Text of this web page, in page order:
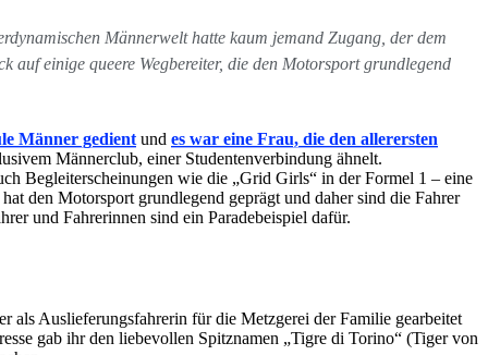
Männerwelt hatte kaum jemand Zugang, der dem
auf einige queere Wegbereiter, die den Motorsport grundlegend
Männer gedient und es war eine Frau, die den allerersten
Männerclub, einer Studentenverbindung ähnelt.
Begleiterscheinungen wie die „Grid Girls“ in der Formel 1 – eine
den Motorsport grundlegend geprägt und daher sind die Fahrer
und Fahrerinnen sind ein Paradebeispiel dafür.
Auslieferungsfahrerin für die Metzgerei der Familie gearbeitet
gab ihr den liebevollen Spitznamen „Tigre di Torino“ (Tiger von